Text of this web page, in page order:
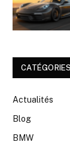
CATÉGORIES
Actualités
Blog
BMW